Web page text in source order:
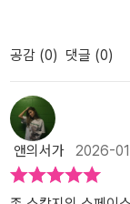
라고스의 어머니. 냉
같은 성미는 어머니로부터 물려받
페탄 가문의 변호사.
각으로 파견되었으나 도
황제 라헬라 1세 상
지자. 현재 ‘기억의
깨달음을 준다. ★ 아타비오 6세 상호의존성단 제국의 전황제. 그레
인 영웅과는 거리가
을 완전히 희생하지
대처 능력이 뛰어난
으려 하면서도, 넘지
히려 더 인간적으로
에서도 드러나는 키
활력을 더하며 읽는
는다.이야기를 간단
통해서만 우주를 이
게 의존하는 제국 체
경고가 조심스럽게
은 이를 은폐하거나
지만, 내부에서는 이
던 지점은 여성 인물
공감 (0) 댓글 (0)
앤의서가 2026-